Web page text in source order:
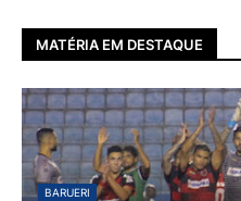
MATÉRIA EM DESTAQUE
BARUERI